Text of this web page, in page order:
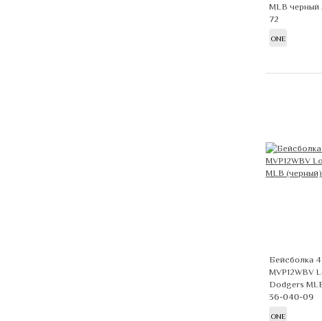
MLB черный
72
ONE
Бейсболка
MVP12WBV
Dodgers
36-040-09
ONE